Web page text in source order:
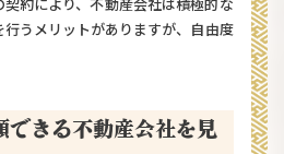
うメリットがありますが、自由度
できる不動産会社を見